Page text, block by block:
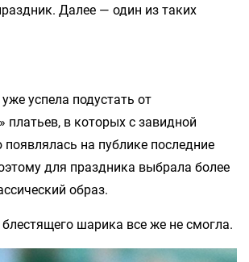
Далее — один из таких
успела подустать от
платьев, в которых с завидной
на публике последние
для праздника выбрала более
образ.
шарика все же не смогла.